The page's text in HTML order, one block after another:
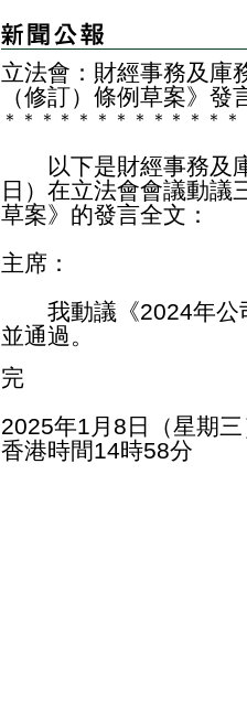
立法會：財經事務及庫
（修訂）條例草案》
＊ ＊ ＊ ＊ ＊ ＊ ＊ ＊ ＊ ＊ ＊ ＊ ＊
以下是財經事務及庫
日）在立法會會議動議
草案》的發言全文：
主席：
我動議《2024年公
並通過。
完
2025年1月8日（星期
香港時間14時58分